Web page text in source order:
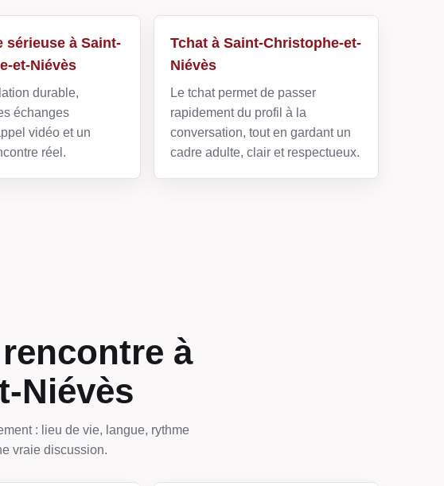
sérieuse à Saint-
et-Niévès
durable,
échanges
vidéo et un
réel.
Tchat à Saint-Christophe-et-
Niévès
Le tchat permet de passer
rapidement du profil à la
conversation, tout en gardant un
cadre adulte, clair et respectueux.
à
Niévès
: lieu de vie, langue, rythme
vraie discussion.